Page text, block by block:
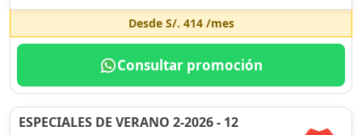
Desde S/. 414/mes
Consultar promoción
ESPECIALES DE VERANO 2-2026 - 12